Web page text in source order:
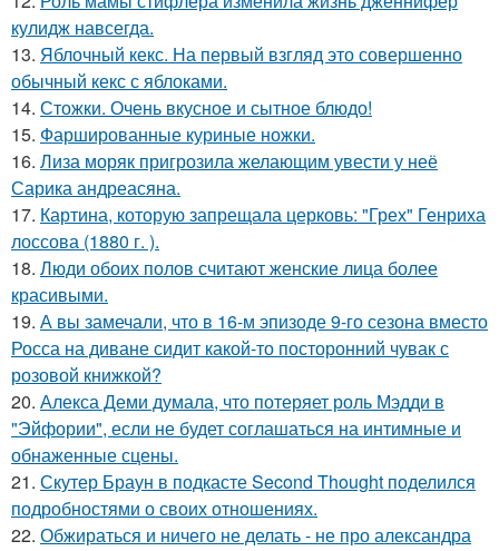
кулидж навсегда.
13. Яблочный кекс. На первый взгляд это совершенно
обычный кекс с яблоками.
14. Стожки. Очень вкусное и сытное блюдо!
15. Фаршированные куриные ножки.
16. Лиза моряк пригрозила желающим увести у неё
Сарика андреасяна.
17. Картина, которую запрещала церковь: "Грех" Генриха
лоссова (1880 г. ).
18. Люди обоих полов считают женские лица более
красивыми.
19. А вы замечали, что в 16-м эпизоде 9-го сезона вместо
Росса на диване сидит какой-то посторонний чувак с
розовой книжкой?
20. Алекса Деми думала, что потеряет роль Мэдди в
"Эйфории", если не будет соглашаться на интимные и
обнаженные сцены.
21. Скутер Браун в подкасте Second Thought поделился
подробностями о своих отношениях.
22. Обжираться и ничего не делать - не про александра